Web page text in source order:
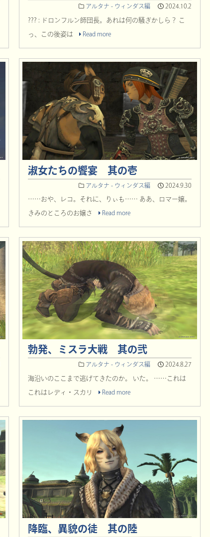
アルタナ - ウィンダス編 2024.10.2
??? : ドロンフルン師団長。あれは何の騒ぎかしら？ こ
っ、この後姿は Read more
淑女たちの饗宴 其の壱
アルタナ - ウィンダス編 2024.9.30
……おや、レコ。それに、りぃも…… ああ、ロマー嬢。
きみのところのお嬢さ Read more
勃発、ミスラ大戦 其の弐
アルタナ - ウィンダス編 2024.8.27
海沿いのここまで逃げてきたのか。 いた。 ……これは
これはレディ・スカリ Read more
降臨、異貌の徒 其の陸